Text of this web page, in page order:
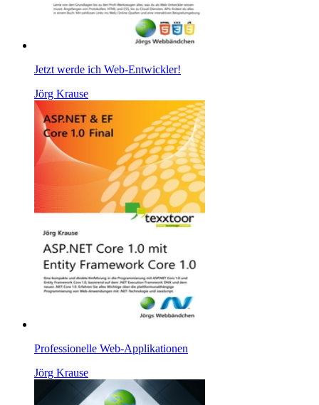
Jetzt werde ich Web-Entwickler!
Jörg Krause
Professionelle Web-Applikationen
Jörg Krause